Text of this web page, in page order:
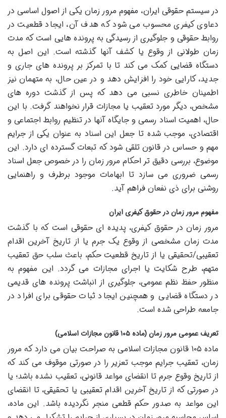
در سیستم حقوقی ایران، مفهوم مرور زمان یکی از اصول اساسی در
دعاوی کیفری محسوب می شود که هدف آن، ایجاد قطعیت در
روابط حقوقی و جلوگیری از رسیدگی به پرونده هایی است که مدت
زمان طولانی از وقوع یا کشف آنها گذشته است. این اصل به
دستگاه قضایی کمک می کند تا با تمرکز بر پرونده های جاری و
جدید، کارایی خود را افزایش دهد و در عین حال، به متهمان نیز
اطمینان خاطری نسبی می دهد که پس از گذشت دوره های
مشخص، دیگر مورد تعقیب یا مجازات قرار نخواهند گرفت. با این
حال، اهمیت اسناد رسمی و جایگاه آنها در تنظیم روابط اجتماعی و
اقتصادی، موجب شده تا جعل این اسناد به عنوان یکی از جرایم
مهم و حساس در قانون تلقی شود که تبعات گسترده ای دارد. این
موضوع، بررسی دقیق تر احکام مرور زمان را در خصوص جعل اسناد
رسمی ضروری می سازد تا ابهامات موجود برطرف و راهنمایی
روشنی برای ذی نفعان فراهم آید.
مفهوم مرور زمان در حقوق کیفری ایران
مرور زمان در حقوق کیفری، پدیده ای حقوقی است که با گذشت
مدت زمان مشخصی از وقوع یک جرم یا از تاریخ آخرین اقدام
تعقیبی/تحقیقی یا از تاریخ قطعیت حکم، باعث سلب حق تعقیب
متهم، طرح شکایت یا اجرای مجازات می گردد. این مفهوم به
منظور حفظ نظم عمومی، جلوگیری از انباشت پرونده های قدیمی
در دستگاه قضایی و همچنین ایجاد ثبات حقوقی برای افراد در
جامعه طراحی شده است.
تعریف عمومی مرور زمان (ماده ۱۰۵ قانون مجازات اسلامی)
ماده ۱۰۵ قانون مجازات اسلامی به صراحت بیان می دارد که مرور
زمان، تعقیب جرایم موجب تعزیر را در صورتی موقوف می کند که
از تاریخ وقوع جرم تا انقضای مواعد قانونی، تعقیب نشده باشد؛ یا
در صورتی که از تاریخ آخرین اقدام تعقیبی یا تحقیقی، تا انقضای
این مواعد به صدور حکم قطعی منجر نگردیده باشد. این ماده،